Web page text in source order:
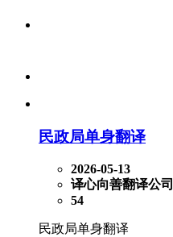
民政局单身翻译
2026-05-13
译心向善翻译公司
54
民政局单身翻译